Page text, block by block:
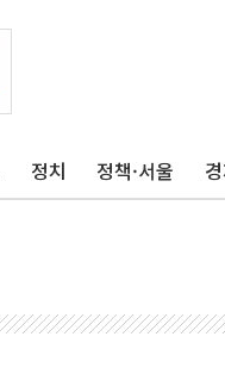
정치 정책·서울